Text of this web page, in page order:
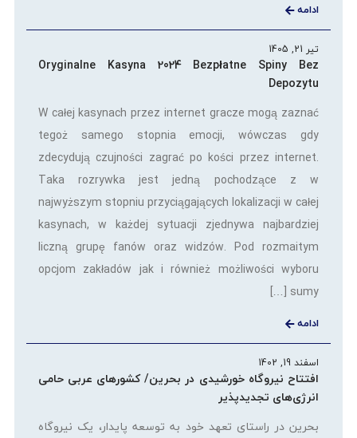
ادامه
تیر 21, 1405
Oryginalne Kasyna 2024 Bezpłatne Spiny Bez
Depozytu
W całej kasynach przez internet gracze mogą zaznać
tegoż samego stopnia emocji, wówczas gdy
zdecydują czujności zagrać po kości przez internet.
Taka rozrywka jest jedną pochodzące z w
najwyższym stopniu przyciągających lokalizacji w całej
kasynach, w każdej sytuacji zjednywa najbardziej
liczną grupę fanów oraz widzów. Pod rozmaitym
opcjom zakładów jak i również możliwości wyboru
sumy […]
ادامه
اسفند 19, 1402
افتتاح نیروگاه خورشیدی در بحرین/ کشورهای عربی حامی
انرژی‌های تجدیدپذیر
بحرین در راستای تعهد خود به توسعه پایدار، یک نیروگاه